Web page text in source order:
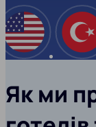
США
Як ми